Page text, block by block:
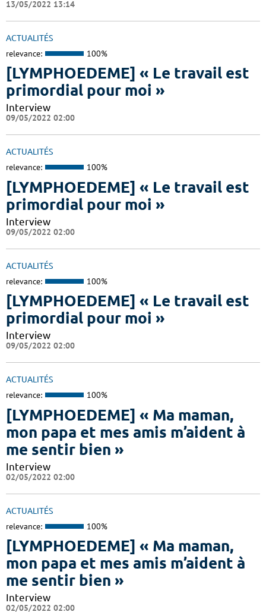
13/05/2022 13:14
ACTUALITÉS
relevance: 100%
[LYMPHOEDEME] « Le travail est
primordial pour moi »
Interview
09/05/2022 02:00
ACTUALITÉS
relevance: 100%
[LYMPHOEDEME] « Le travail est
primordial pour moi »
Interview
09/05/2022 02:00
ACTUALITÉS
relevance: 100%
[LYMPHOEDEME] « Le travail est
primordial pour moi »
Interview
09/05/2022 02:00
ACTUALITÉS
relevance: 100%
[LYMPHOEDEME] « Ma maman,
mon papa et mes amis m’aident à
me sentir bien »
Interview
02/05/2022 02:00
ACTUALITÉS
relevance: 100%
[LYMPHOEDEME] « Ma maman,
mon papa et mes amis m’aident à
me sentir bien »
Interview
02/05/2022 02:00